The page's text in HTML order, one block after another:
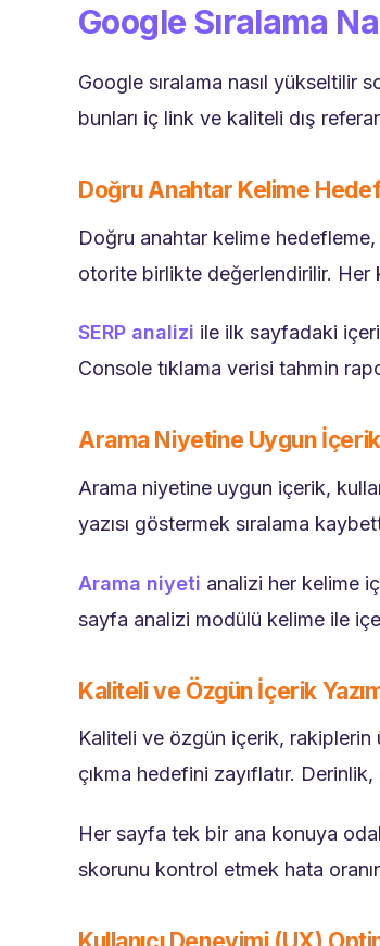
Google Sıralama
Google sıralama nasıl yükseltilir
bunları iç link ve kaliteli dış
Doğru Anahtar Kelime
Doğru anahtar kelime
otorite birlikte değerlendirilir. Her
SERP analizi ile ilk sayfadaki
Console tıklama verisi tahmin
Arama Niyetine Uygun
Arama niyetine uygun içerik,
yazısı göstermek sıralama
Arama niyeti analizi her kelime
sayfa analizi modülü kelime ile
Kaliteli ve Özgün İçerik
Kaliteli ve özgün içerik,
çıkma hedefini zayıflatır.
Her sayfa tek bir ana konuya
skorunu kontrol etmek hata